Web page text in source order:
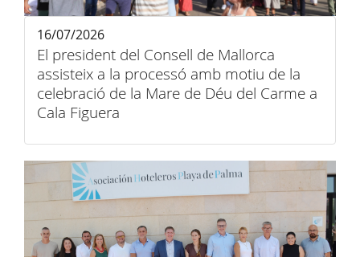
El president del Consell de Mallorca
assisteix a la processó amb motiu de la
celebració de la Mare de Déu del Carme a
Cala Figuera
16/07/2026